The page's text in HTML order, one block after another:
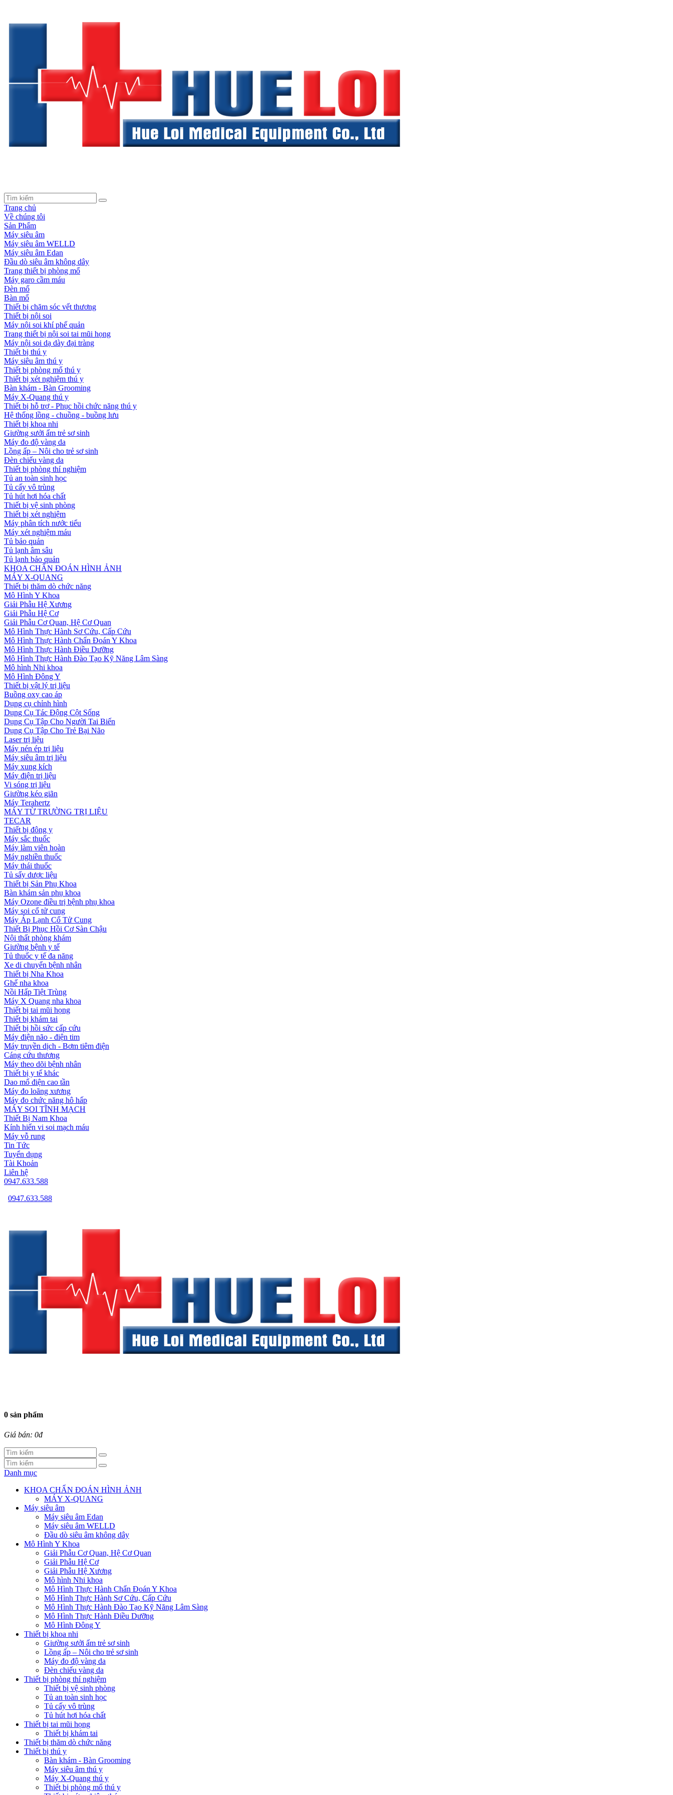
Trang chủ
Về chúng tôi
Sản Phẩm
Máy siêu âm
Máy siêu âm WELLD
Máy siêu âm Edan
Đầu dò siêu âm không dây
Trang thiết bị phòng mổ
Máy garo cầm máu
Đèn mổ
Bàn mổ
Thiết bị chăm sóc vết thương
Thiết bị nội soi
Máy nội soi khí phế quản
Trang thiết bị nội soi tai mũi họng
Máy nội soi dạ dày đại tràng
Thiết bị thú y
Máy siêu âm thú y
Thiết bị phòng mổ thú y
Thiết bị xét nghiệm thú y
Bàn khám - Bàn Grooming
Máy X-Quang thú y
Thiết bị hỗ trợ - Phục hồi chức năng thú y
Hệ thống lồng - chuồng - buồng lưu
Thiết bị khoa nhi
Giường sưởi ấm trẻ sơ sinh
Máy đo độ vàng da
Lồng ấp – Nôi cho trẻ sơ sinh
Đèn chiếu vàng da
Thiết bị phòng thí nghiệm
Tủ an toàn sinh học
Tủ cấy vô trùng
Tủ hút hơi hóa chất
Thiết bị vệ sinh phòng
Thiết bị xét nghiệm
Máy phân tích nước tiểu
Máy xét nghiệm máu
Tủ bảo quản
Tủ lạnh âm sâu
Tủ lạnh bảo quản
KHOA CHẨN ĐOÁN HÌNH ẢNH
MÁY X-QUANG
Thiết bị thăm dò chức năng
Mô Hình Y Khoa
Giải Phẫu Hệ Xương
Giải Phẫu Hệ Cơ
Giải Phẫu Cơ Quan, Hệ Cơ Quan
Mô Hình Thực Hành Sơ Cứu, Cấp Cứu
Mô Hình Thực Hành Chẩn Đoán Y Khoa
Mô Hình Thực Hành Điều Dưỡng
Mô Hình Thực Hành Đào Tạo Kỹ Năng Lâm Sàng
Mô hình Nhi khoa
Mô Hình Đông Y
Thiết bị vật lý trị liệu
Buồng oxy cao áp
Dụng cụ chỉnh hình
Dụng Cụ Tác Động Cột Sống
Dụng Cụ Tập Cho Người Tai Biến
Dụng Cụ Tập Cho Trẻ Bại Não
Laser trị liệu
Máy nén ép trị liệu
Máy siêu âm trị liệu
Máy xung kích
Máy điện trị liệu
Vi sóng trị liệu
Giường kéo giãn
Máy Terahertz
MÁY TỪ TRƯỜNG TRỊ LIỆU
TECAR
Thiết bị đông y
Máy sắc thuốc
Máy làm viên hoàn
Máy nghiền thuốc
Máy thái thuốc
Tủ sấy dược liệu
Thiết bị Sản Phụ Khoa
Bàn khám sản phụ khoa
Máy Ozone điều trị bệnh phụ khoa
Máy soi cổ tử cung
Máy Áp Lạnh Cổ Tử Cung
Thiết Bị Phục Hồi Cơ Sàn Chậu
Nội thất phòng khám
Giường bệnh y tế
Tủ thuốc y tế đa năng
Xe di chuyển bệnh nhân
Thiết bị Nha Khoa
Ghế nha khoa
Nồi Hấp Tiệt Trùng
Máy X Quang nha khoa
Thiết bị tai mũi họng
Thiết bị khám tai
Thiết bị hồi sức cấp cứu
Máy điện não - điện tim
Máy truyền dịch - Bơm tiêm điện
Cáng cứu thương
Máy theo dõi bệnh nhân
Thiết bị y tế khác
Dao mổ điện cao tần
Máy đo loãng xương
Máy đo chức năng hô hấp
MÁY SOI TĨNH MẠCH
Thiết Bị Nam Khoa
Kính hiển vi soi mạch máu
Máy vỗ rung
Tin Tức
Tuyển dụng
Tài Khoản
Liên hệ
0947.633.588
0947.633.588
0 sản phẩm
Giá bán: 0đ
Danh mục
KHOA CHẨN ĐOÁN HÌNH ẢNH
MÁY X-QUANG
Máy siêu âm
Máy siêu âm Edan
Máy siêu âm WELLD
Đầu dò siêu âm không dây
Mô Hình Y Khoa
Giải Phẫu Cơ Quan, Hệ Cơ Quan
Giải Phẫu Hệ Cơ
Giải Phẫu Hệ Xương
Mô hình Nhi khoa
Mô Hình Thực Hành Chẩn Đoán Y Khoa
Mô Hình Thực Hành Sơ Cứu, Cấp Cứu
Mô Hình Thực Hành Đào Tạo Kỹ Năng Lâm Sàng
Mô Hình Thực Hành Điều Dưỡng
Mô Hình Đông Y
Thiết bị khoa nhi
Giường sưởi ấm trẻ sơ sinh
Lồng ấp – Nôi cho trẻ sơ sinh
Máy đo độ vàng da
Đèn chiếu vàng da
Thiết bị phòng thí nghiệm
Thiết bị vệ sinh phòng
Tủ an toàn sinh học
Tủ cấy vô trùng
Tủ hút hơi hóa chất
Thiết bị tai mũi họng
Thiết bị khám tai
Thiết bị thăm dò chức năng
Thiết bị thú y
Bàn khám - Bàn Grooming
Máy siêu âm thú y
Máy X-Quang thú y
Thiết bị phòng mổ thú y